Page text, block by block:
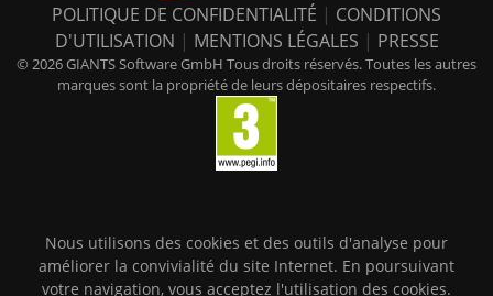
POLITIQUE DE CONFIDENTIALITÉ | CONDITIONS
D'UTILISATION | MENTIONS LÉGALES | PRESSE
© 2026 GIANTS Software GmbH Tous droits réservés. Toutes les autres
marques sont la propriété de leurs dépositaires respectifs.
Nous utilisons des cookies et des outils d'analyse pour
améliorer la convivialité du site Internet. En poursuivant
votre navigation, vous acceptez l'utilisation des cookies.